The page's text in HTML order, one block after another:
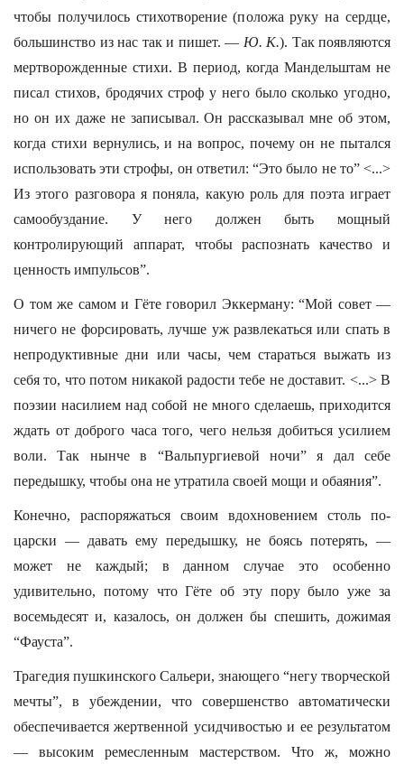
чтобы получилось стихотворение (положа руку на сердце,
большинство из нас так и пишет. — Ю. К.). Так появляются
мертворожденные стихи. В период, когда Мандельштам не
писал стихов, бродячих строф у него было сколько угодно,
но он их даже не записывал. Он рассказывал мне об этом,
когда стихи вернулись, и на вопрос, почему он не пытался
использовать эти строфы, он ответил: “Это было не то” <...>
Из этого разговора я поняла, какую роль для поэта играет
самообуздание. У него должен быть мощный
контролирующий аппарат, чтобы распознать качество и
ценность импульсов”.
О том же самом и Гёте говорил Эккерману: “Мой совет —
ничего не форсировать, лучше уж развлекаться или спать в
непродуктивные дни или часы, чем стараться выжать из
себя то, что потом никакой радости тебе не доставит. <...> В
поэзии насилием над собой не много сделаешь, приходится
ждать от доброго часа того, чего нельзя добиться усилием
воли. Так нынче в “Вальпургиевой ночи” я дал себе
передышку, чтобы она не утратила своей мощи и обаяния”.
Конечно, распоряжаться своим вдохновением столь по-
царски — давать ему передышку, не боясь потерять, —
может не каждый; в данном случае это особенно
удивительно, потому что Гёте об эту пору было уже за
восемьдесят и, казалось, он должен бы спешить, дожимая
“Фауста”.
Трагедия пушкинского Сальери, знающего “негу творческой
мечты”, в убеждении, что совершенство автоматически
обеспечивается жертвенной усидчивостью и ее результатом
— высоким ремесленным мастерством. Что ж, можно